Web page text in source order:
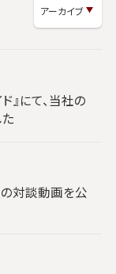
』にて、当社の
の対談動画を公